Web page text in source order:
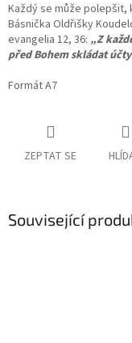
Každý se může polepšit,
Básnička Oldřišky
evangelia 12, 36: „Z
před Bohem skládat
Formát A7
ZEPTAT SE
Související